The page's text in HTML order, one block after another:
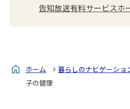
告知放送有料サービスホ
ホーム 暮らしのナビゲーショ
子の健康